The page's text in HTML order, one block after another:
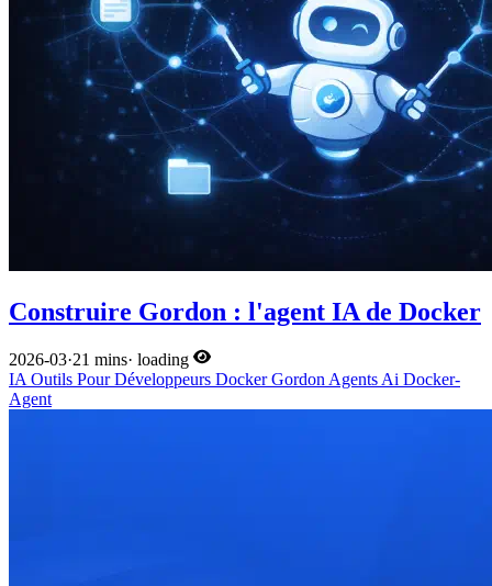
Construire Gordon : l'agent IA de Docker
2026-03·21 mins· loading
IAOutils Pour Développeurs DockerGordonAgentsAi Docker-
Agent